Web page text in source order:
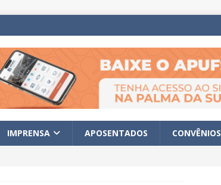
IMPRENSA APOSENTADOS CONVÊNIOS